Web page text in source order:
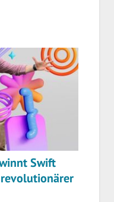
Swift